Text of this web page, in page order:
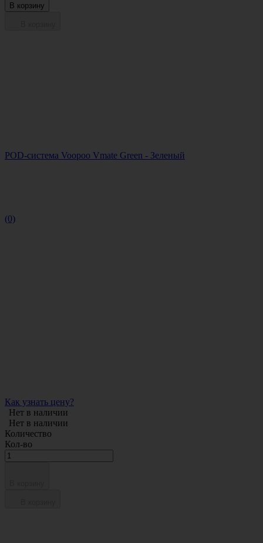
В корзину
POD-система Voopoo Vmate Green - Зеленый
(0)
Как узнать цену?
Нет в наличии
Нет в наличии
Количество
Кол-во